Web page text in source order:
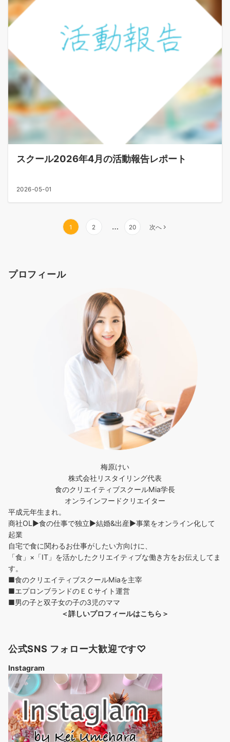
スクール2026年4月の活動報告レポート
2026-05-01
1 2 … 20 次へ
プロフィール
梅原けい
株式会社リスタイリング代表
食のクリエイティブスクールMia学長
オンラインフードクリエイター
平成元年生まれ。
商社OL▶︎食の仕事で独立▶︎結婚&出産▶︎事業をオンライン化して
起業
自宅で食に関わるお仕事がしたい方向けに、
「食」×「IT」を活かしたクリエイティブな働き方をお伝えしてま
す。
■食のクリエイティブスクールMiaを主宰
■エプロンブランドのＥＣサイト運営
■男の子と双子女の子の3児のママ
＜詳しいプロフィールはこちら＞
公式SNS フォロー大歓迎です♡
Instagram